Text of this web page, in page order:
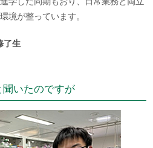
境が整っています。
了生
いたのですが